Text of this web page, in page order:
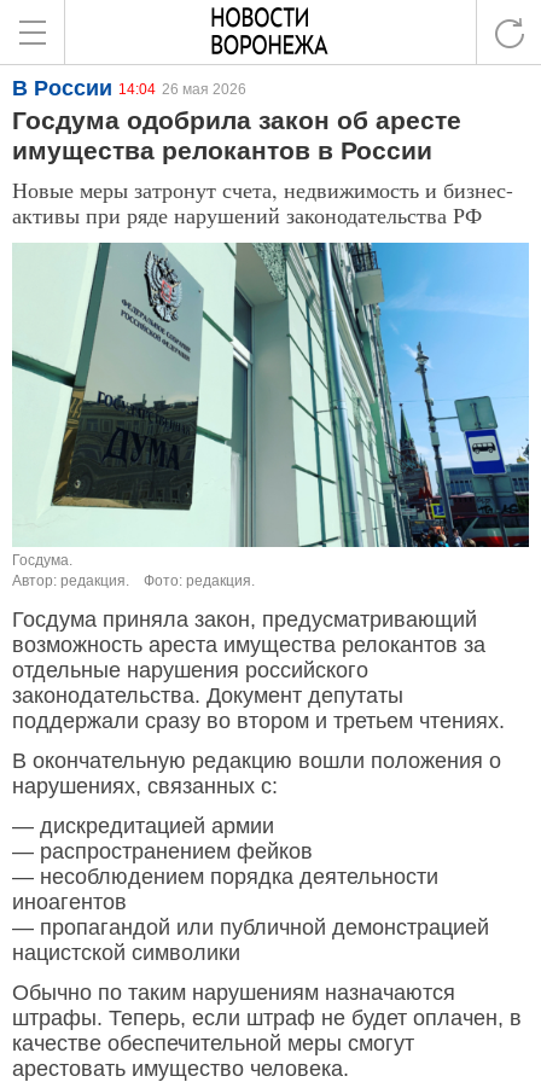
В России 14:04 26 мая 2026
Госдума одобрила закон об аресте
имущества релокантов в России
Новые меры затронут счета, недвижимость и бизнес-
активы при ряде нарушений законодательства РФ
Госдума.
Автор: редакция.
Фото: редакция.
Госдума приняла закон, предусматривающий
возможность ареста имущества релокантов за
отдельные нарушения российского
законодательства. Документ депутаты
поддержали сразу во втором и третьем чтениях.
В окончательную редакцию вошли положения о
нарушениях, связанных с:
— дискредитацией армии
— распространением фейков
— несоблюдением порядка деятельности
иноагентов
— пропагандой или публичной демонстрацией
нацистской символики
Обычно по таким нарушениям назначаются
штрафы. Теперь, если штраф не будет оплачен, в
качестве обеспечительной меры смогут
арестовать имущество человека.